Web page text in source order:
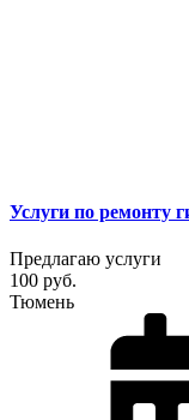
Услуги по ремонту
Предлагаю услуги
100 руб.
Тюмень